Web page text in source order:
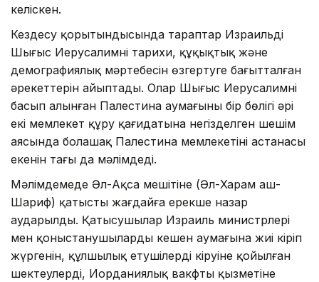
келіскен.
Кездесу қорытындысында тараптар Израильдің
Шығыс Иерусалимнің тарихи, құқықтық және
демографиялық мәртебесін өзгертуге бағытталған
әрекеттерін айыптады. Олар Шығыс Иерусалимнің
басып алынған Палестина аумағының бір бөлігі әрі
екі мемлекет құру қағидатына негізделген шешім
аясында болашақ Палестина мемлекетінің астанасы
екенін тағы да мәлімдеді.
Мәлімдемеде Әл-Ақса мешітіне (Әл-Харам аш-
Шариф) қатысты жағдайға ерекше назар
аударылды. Қатысушылар Израиль министрлері
мен қоныстанушылардың кешен аумағына жиі кіріп
жүргенін, құлшылық етушілердің кіруіне қойылған
шектеулерді, Иорданиялық вакфтың қызметіне